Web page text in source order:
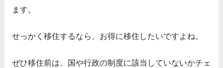
ます。
せっかく移住するなら、お得に移住したいですよね。
ぜひ移住前は、国や行政の制度に該当していないかチェ